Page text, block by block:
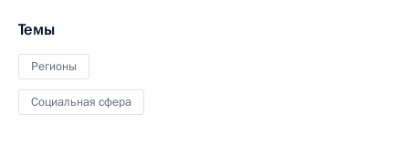
Темы
Регионы
Социальная сфера